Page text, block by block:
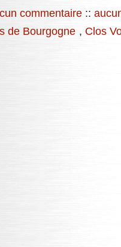
commentaire ::
de Bourgogne , Clos